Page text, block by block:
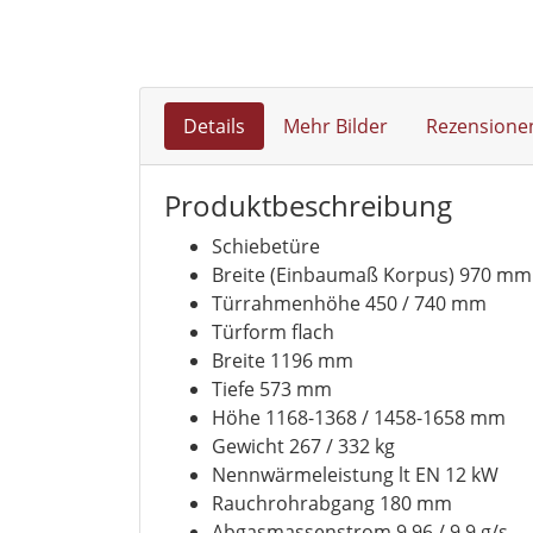
Details Mehr Bilder
Produktbeschreibung
Schiebetüre
Breite (Einbaumaß Korpus) 970 mm
Türrahmenhöhe 450 / 740 mm
Türform flach
Breite 1196 mm
Tiefe 573 mm
Höhe 1168-1368 / 1458-1658 mm
Gewicht 267 / 332 kg
Nennwärmeleistung lt EN 12 kW
Rauchrohrabgang 180 mm